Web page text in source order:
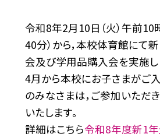
令和8年2月10日（火）午前10
40分）から，本校体育館にて
会及び学用品購入会を実施し
4月から本校にお子さまがご
のみなさまは，ご参加いただ
いたします。
詳細はこちら令和8年度新1